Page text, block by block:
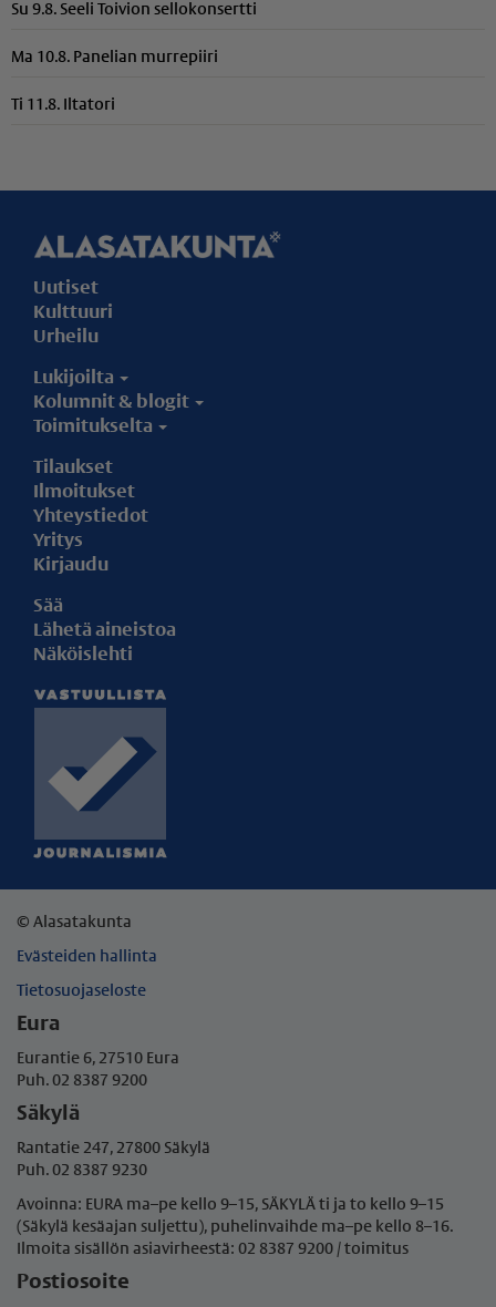
Su 9.8. Seeli Toivion sellokonsertti
Ma 10.8. Panelian murrepiiri
Ti 11.8. Iltatori
Uutiset
Kulttuuri
Urheilu
Lukijoilta
Kolumnit & blogit
Toimitukselta
Tilaukset
Ilmoitukset
Yhteystiedot
Yritys
Kirjaudu
Sää
Lähetä aineistoa
Näköislehti
© Alasatakunta
Evästeiden hallinta
Tietosuojaseloste
Eura
Eurantie 6, 27510 Eura
Puh. 02 8387 9200
Säkylä
Rantatie 247, 27800 Säkylä
Puh. 02 8387 9230
Avoinna: EURA ma–pe kello 9–15, SÄKYLÄ ti ja to kello 9–15
(Säkylä kesäajan suljettu), puhelinvaihde ma–pe kello 8–16.
Ilmoita sisällön asiavirheestä: 02 8387 9200 / toimitus
Postiosoite